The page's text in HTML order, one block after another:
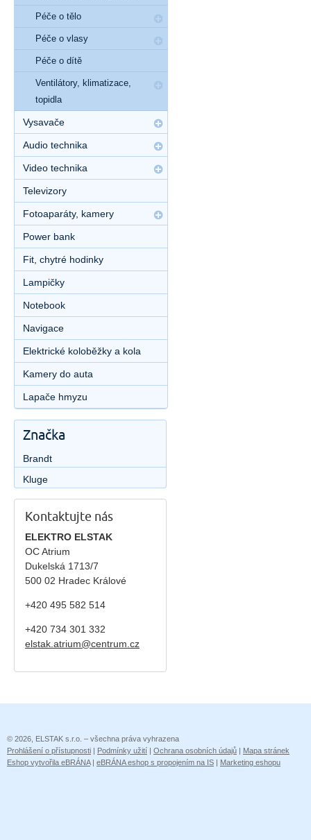
Péče o tělo
Péče o vlasy
Péče o dítě
Ventilátory, klimatizace,
topidla
Vysavače
Audio technika
Video technika
Televizory
Fotoaparáty, kamery
Power bank
Fit, chytré hodinky
Lampičky
Notebook
Navigace
Elektrické koloběžky a kola
Kamery do auta
Lapače hmyzu
Značka
Brandt
Kluge
Kontaktujte nás
ELEKTRO ELSTAK
OC Atrium
Dukelská 1713/7
500 02 Hradec Králové
+420 495 582 514
+420 734 301 332
elstak.atrium@centrum.cz
© 2026, ELSTAK s.r.o. – všechna práva vyhrazena
Prohlášení o přístupnosti | Podmínky užití | Ochrana osobních údajů | Mapa stránek
Eshop vytvořila eBRÁNA| eBRÁNA eshop s propojením na IS | Marketing eshopu